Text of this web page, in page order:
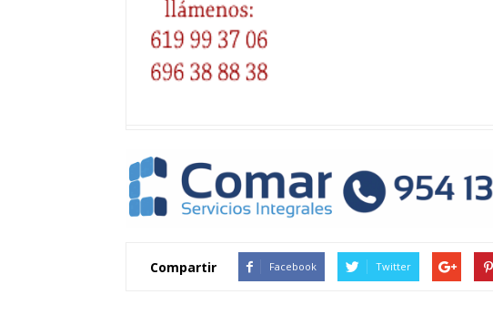
Compartir Facebook Twitter